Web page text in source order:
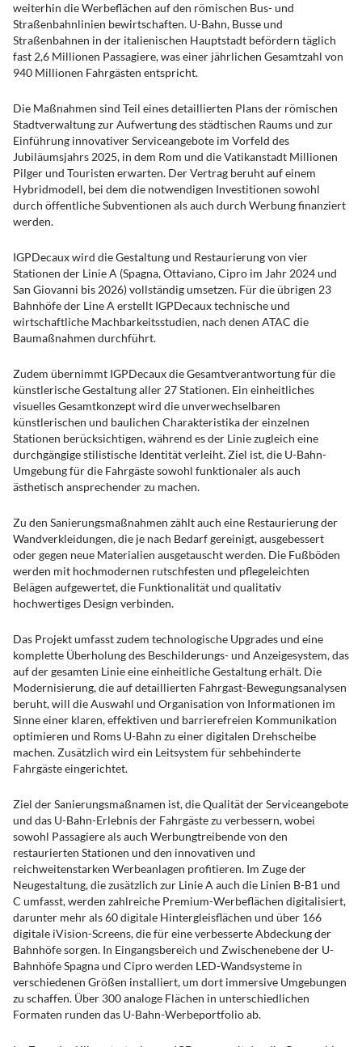
weiterhin die Werbeflächen auf den römischen Bus- und
Straßenbahnlinien bewirtschaften. U-Bahn, Busse und
Straßenbahnen in der italienischen Hauptstadt befördern täglich
fast 2,6 Millionen Passagiere, was einer jährlichen Gesamtzahl von
940 Millionen Fahrgästen entspricht.
Die Maßnahmen sind Teil eines detaillierten Plans der römischen
Stadtverwaltung zur Aufwertung des städtischen Raums und zur
Einführung innovativer Serviceangebote im Vorfeld des
Jubiläumsjahrs 2025, in dem Rom und die Vatikanstadt Millionen
Pilger und Touristen erwarten. Der Vertrag beruht auf einem
Hybridmodell, bei dem die notwendigen Investitionen sowohl
durch öffentliche Subventionen als auch durch Werbung finanziert
werden.
IGPDecaux wird die Gestaltung und Restaurierung von vier
Stationen der Linie A (Spagna, Ottaviano, Cipro im Jahr 2024 und
San Giovanni bis 2026) vollständig umsetzen. Für die übrigen 23
Bahnhöfe der Line A erstellt IGPDecaux technische und
wirtschaftliche Machbarkeitsstudien, nach denen ATAC die
Baumaßnahmen durchführt.
Zudem übernimmt IGPDecaux die Gesamtverantwortung für die
künstlerische Gestaltung aller 27 Stationen. Ein einheitliches
visuelles Gesamtkonzept wird die unverwechselbaren
künstlerischen und baulichen Charakteristika der einzelnen
Stationen berücksichtigen, während es der Linie zugleich eine
durchgängige stilistische Identität verleiht. Ziel ist, die U-Bahn-
Umgebung für die Fahrgäste sowohl funktionaler als auch
ästhetisch ansprechender zu machen.
Zu den Sanierungsmaßnahmen zählt auch eine Restaurierung der
Wandverkleidungen, die je nach Bedarf gereinigt, ausgebessert
oder gegen neue Materialien ausgetauscht werden. Die Fußböden
werden mit hochmodernen rutschfesten und pflegeleichten
Belägen aufgewertet, die Funktionalität und qualitativ
hochwertiges Design verbinden.
Das Projekt umfasst zudem technologische Upgrades und eine
komplette Überholung des Beschilderungs- und Anzeigesystem, das
auf der gesamten Linie eine einheitliche Gestaltung erhält. Die
Modernisierung, die auf detaillierten Fahrgast-Bewegungsanalysen
beruht, will die Auswahl und Organisation von Informationen im
Sinne einer klaren, effektiven und barrierefreien Kommunikation
optimieren und Roms U-Bahn zu einer digitalen Drehscheibe
machen. Zusätzlich wird ein Leitsystem für sehbehinderte
Fahrgäste eingerichtet.
Ziel der Sanierungsmaßnamen ist, die Qualität der Serviceangebote
und das U-Bahn-Erlebnis der Fahrgäste zu verbessern, wobei
sowohl Passagiere als auch Werbungtreibende von den
restaurierten Stationen und den innovativen und
reichweitenstarken Werbeanlagen profitieren. Im Zuge der
Neugestaltung, die zusätzlich zur Linie A auch die Linien B-B1 und
C umfasst, werden zahlreiche Premium-Werbeflächen digitalisiert,
darunter mehr als 60 digitale Hintergleisflächen und über 166
digitale iVision-Screens, die für eine verbesserte Abdeckung der
Bahnhöfe sorgen. In Eingangsbereich und Zwischenebene der U-
Bahnhöfe Spagna und Cipro werden LED-Wandsysteme in
verschiedenen Größen installiert, um dort immersive Umgebungen
zu schaffen. Über 300 analoge Flächen in unterschiedlichen
Formaten runden das U-Bahn-Werbeportfolio ab.